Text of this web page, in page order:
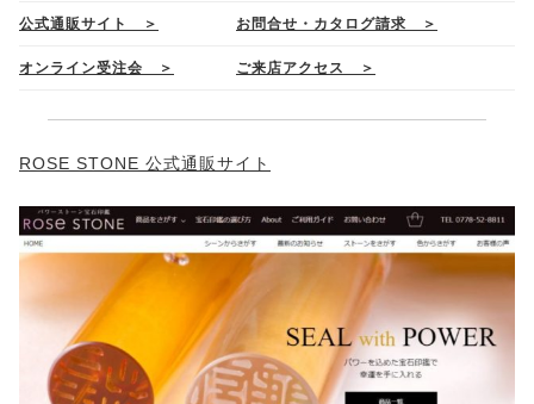
公式通販サイト ＞ お問合せ・カタログ請求 ＞
オンライン受注会 ＞ ご来店アクセス ＞
ROSE STONE 公式通販サイト